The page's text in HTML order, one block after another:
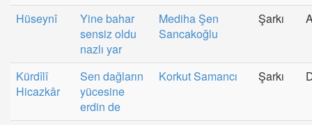
Hüseynî
Yine bahar
sensiz oldu
nazlı yar
Mediha Şen
Sancakoğlu
Şarkı
Kürdîlî
Hicazkâr
Sen dağların
yücesine
erdin de
Korkut Samancı Şarkı